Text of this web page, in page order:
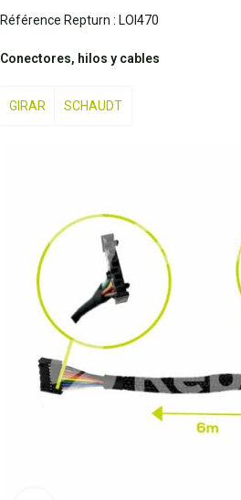
Référence Repturn : LOI470
Conectores, hilos y cables
GIRAR SCHAUDT